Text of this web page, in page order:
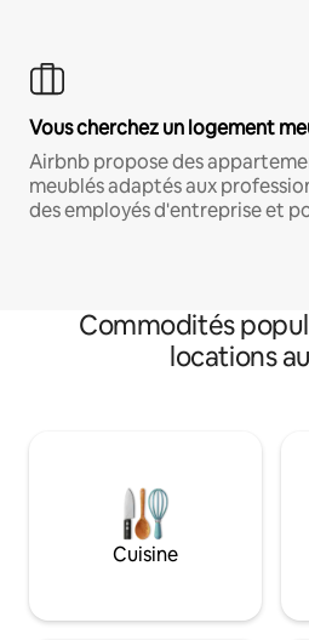
Vous cherchez un logement
Airbnb propose des
meublés adaptés aux
des employés d'entreprise et
Commodités
locations
Cuisine